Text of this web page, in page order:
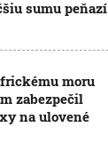
sumu peňazí
moru
zabezpečil
na ulovené